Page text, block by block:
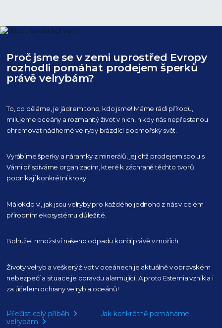
Proč jsme se v zemi uprostřed Evropy
rozhodli pomáhat prodejem šperků
právě velrybám?
To, co děláme, je jádrem toho, kdo jsme! Máme rádi přírodu,
milujeme oceány a rozmanitý život v nich, nikdy nás nepřestanou
ohromovat nádherné velryby brázdící podmořský svět.
Vyrábíme šperky a náramky z minerálů, jejichž prodejem spolu s
Vámi přispíváme organizacím,které k záchraně těchto tvorů
podnikají konkrétní kroky.
Málokdo ví, jak jsou velryby pro každého jednoho z nás v celém
přírodním ekosystému důležité.
Bohužel množství našeho odpadu končí právě v mořích.
Životy velryb a veškerý život v oceánech je aktuálněv obrovském
nebezpečí a situace je opravdu alarmující! A proto Estemia vznikla i
za účelem ochrany velryb a oceánů!
Přečíst celý příběh
Jak konkrétně pomáháme
velrybám